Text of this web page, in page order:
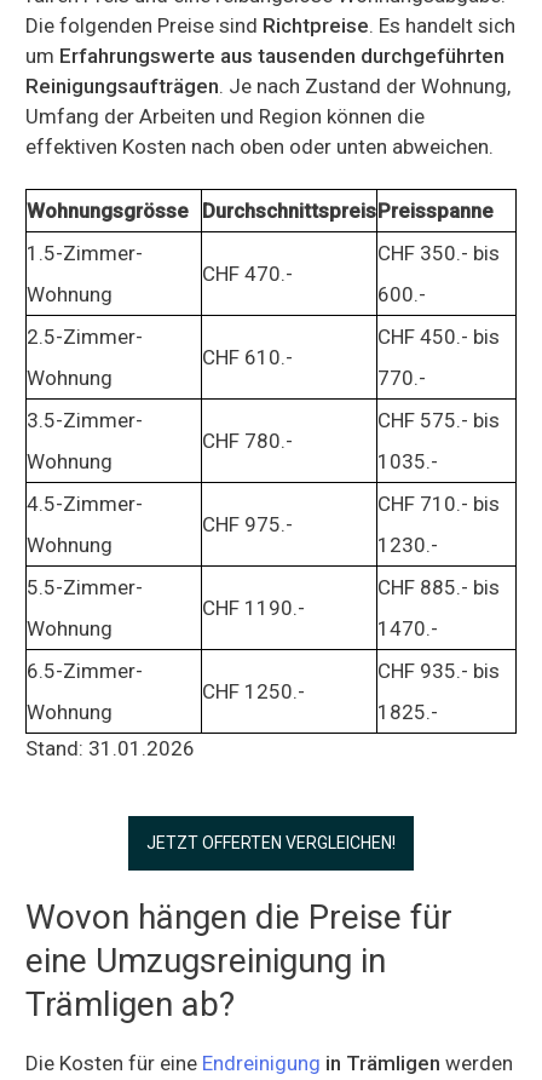
Die folgenden Preise sind Richtpreise. Es handelt sich
um Erfahrungswerte aus tausenden durchgeführten
Reinigungsaufträgen. Je nach Zustand der Wohnung,
Umfang der Arbeiten und Region können die
effektiven Kosten nach oben oder unten abweichen.
Wohnungsgrösse DurchschnittspreisPreisspanne
1.5-Zimmer-
Wohnung
CHF 470.-
CHF 350.- bis
600.-
2.5-Zimmer-
Wohnung
CHF 610.-
CHF 450.- bis
770.-
3.5-Zimmer-
Wohnung
CHF 780.-
CHF 575.- bis
1035.-
4.5-Zimmer-
Wohnung
CHF 975.-
CHF 710.- bis
1230.-
5.5-Zimmer-
Wohnung
CHF 1190.-
CHF 885.- bis
1470.-
6.5-Zimmer-
Wohnung
CHF 1250.-
CHF 935.- bis
1825.-
Stand: 31.01.2026
JETZT OFFERTEN VERGLEICHEN!
Wovon hängen die Preise für
eine Umzugsreinigung in
Trämligen ab?
Die Kosten für eine Endreinigung in Trämligen werden